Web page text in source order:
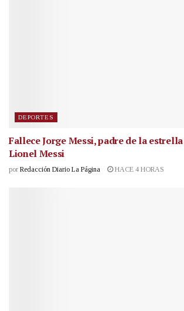
DEPORTES
Fallece Jorge Messi, padre de la
Lionel Messi
por Redacción Diario La Página HACE 4 HORAS